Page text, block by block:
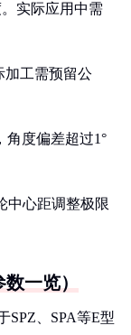
实际应用中需
加工需预留公
角度偏差超过1°
中心距调整极限
一览）
SPZ、SPA等E型